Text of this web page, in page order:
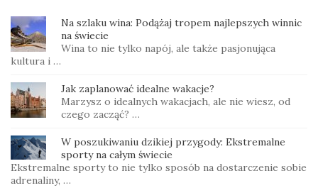
Na szlaku wina: Podążaj tropem najlepszych winnic
na świecie
Wina to nie tylko napój, ale także pasjonująca
kultura i …
Jak zaplanować idealne wakacje?
Marzysz o idealnych wakacjach, ale nie wiesz, od
czego zacząć? …
W poszukiwaniu dzikiej przygody: Ekstremalne
sporty na całym świecie
Ekstremalne sporty to nie tylko sposób na dostarczenie sobie
adrenaliny, …